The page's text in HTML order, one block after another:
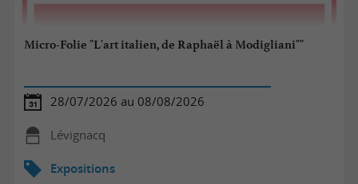
Micro-Folie "L'art italien, de Raphaël à Modigliani""
28/07/2026 au 08/08/2026
Lévignacq
Expositions